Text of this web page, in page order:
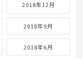
2018年12月
2018年9月
2018年6月